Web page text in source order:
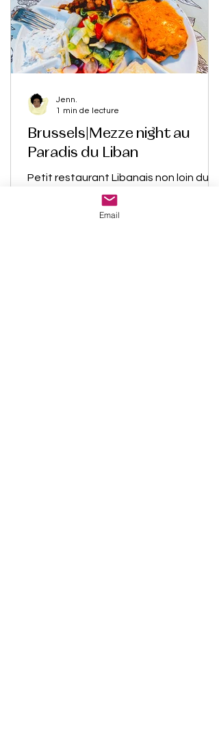
Brussels|Mezze night au
Paradis du Liban
Petit restaurant Libanais non loin du
Parc du Cinquantenaire pour déguster
de délicieux mezze.
Jenn.
1 min de lecture
Email